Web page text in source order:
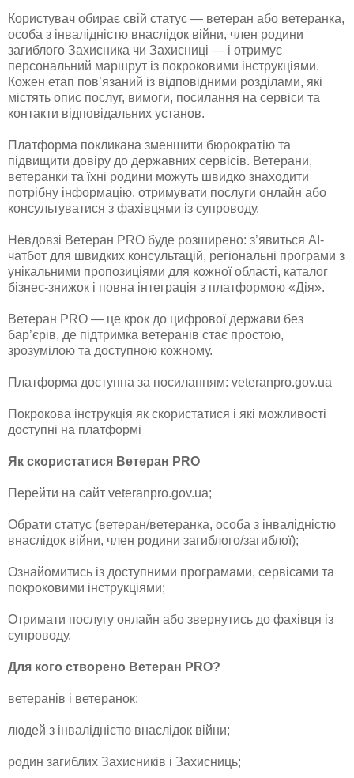
Користувач обирає свій статус — ветеран або ветеранка,
особа з інвалідністю внаслідок війни, член родини
загиблого Захисника чи Захисниці — і отримує
персональний маршрут із покроковими інструкціями.
Кожен етап пов’язаний із відповідними розділами, які
містять опис послуг, вимоги, посилання на сервіси та
контакти відповідальних установ.
Платформа покликана зменшити бюрократію та
підвищити довіру до державних сервісів. Ветерани,
ветеранки та їхні родини можуть швидко знаходити
потрібну інформацію, отримувати послуги онлайн або
консультуватися з фахівцями із супроводу.
Невдовзі Ветеран PRO буде розширено: з’явиться AI-
чатбот для швидких консультацій, регіональні програми з
унікальними пропозиціями для кожної області, каталог
бізнес-знижок і повна інтеграція з платформою «Дія».
Ветеран PRO — це крок до цифрової держави без
бар’єрів, де підтримка ветеранів стає простою,
зрозумілою та доступною кожному.
Платформа доступна за посиланням: veteranpro.gov.ua
Покрокова інструкція як скористатися і які можливості
доступні на платформі
Як скористатися Ветеран PRO
Перейти на сайт veteranpro.gov.ua;
Обрати статус (ветеран/ветеранка, особа з інвалідністю
внаслідок війни, член родини загиблого/загиблої);
Ознайомитись із доступними програмами, сервісами та
покроковими інструкціями;
Отримати послугу онлайн або звернутись до фахівця із
супроводу.
Для кого створено Ветеран PRO?
ветеранів і ветеранок;
людей з інвалідністю внаслідок війни;
родин загиблих Захисників і Захисниць;